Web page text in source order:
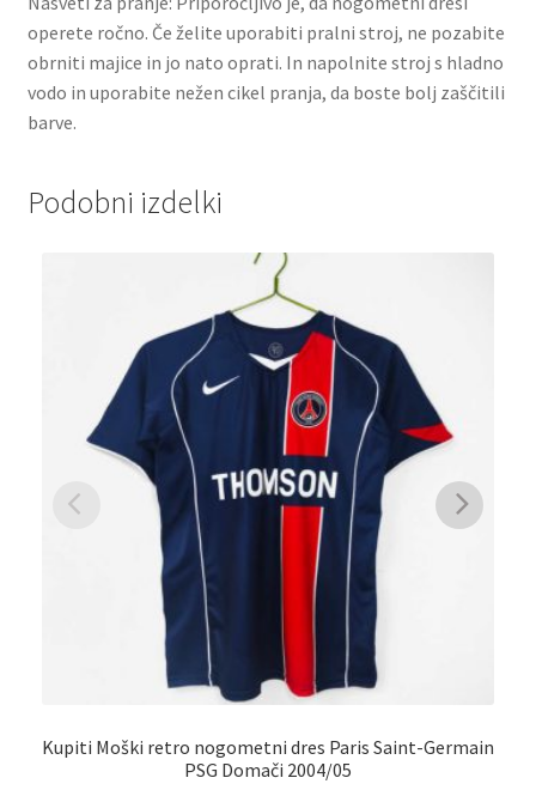
operete ročno. Če želite uporabiti pralni stroj, ne pozabite
obrniti majice in jo nato oprati. In napolnite stroj s hladno
vodo in uporabite nežen cikel pranja, da boste bolj zaščitili
barve.
Podobni izdelki
Kupiti Moški retro nogometni dres Paris Saint-Germain
PSG Domači 2004/05